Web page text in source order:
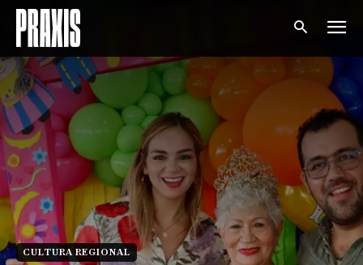
CULTURA REGIONAL